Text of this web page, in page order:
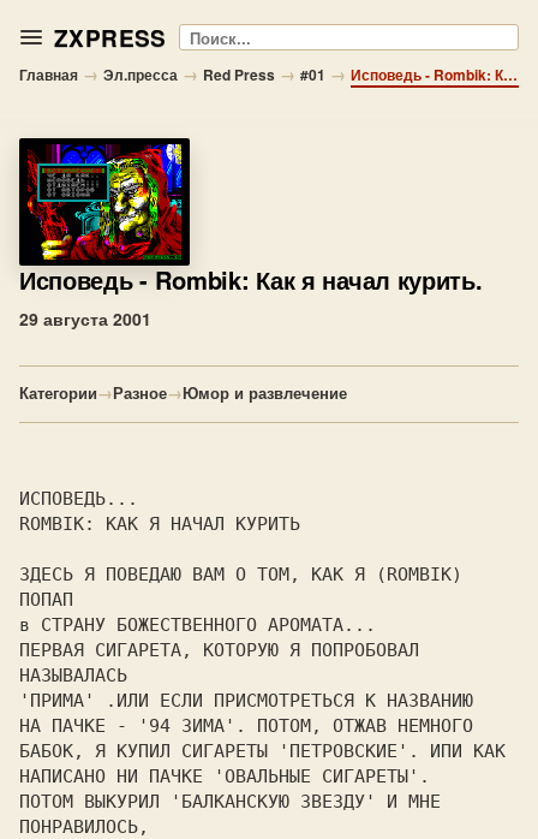
ZXPRESS Поиск
Главная → Эл.пресса → Red Press → #01 → Исповедь - Rombik: Как я начал курить.
Исповедь- Rombik: Как я начал курить.
29 августа 2001
Категории→Разное→Юмор и развлечение
ИСПОВЕДЬ...
ROMBIK: КАК Я НАЧАЛ КУРИТЬ
ЗДЕСЬ Я ПОВЕДАЮ ВАМ О ТОМ, КАК Я (ROMBIK)
ПОПАП
в СТРАНУ БОЖЕСТВЕННОГО АРОМАТА...
ПЕРВАЯ СИГАРЕТА, КОТОРУЮ Я ПОПРОБОВАЛ
'ПРИМА'
.ИЛИ ЕСЛИ ПРИСМОТРЕТЬСЯ К НАЗВАНИЮ
НА ПАЧКЕ -
'94 ЗИМА' . ПОТОМ, ОТЖАВ НЕМНОГО
БАБОК, Я КУПИЛ СИГАРЕТЫ
'ПЕТРОВСКИЕ' . ИПИ КАК
НАПИСАНО НИ ПАЧКЕ
'ОВАЛЬНЫЕ СИГАРЕТЫ' .
ПОТОМ ВЫКУРИЛ
'БАЛКАНСКУЮ ЗВЕЗДУ'
И МНЕ
ПОНРАВИЛОСЬ,